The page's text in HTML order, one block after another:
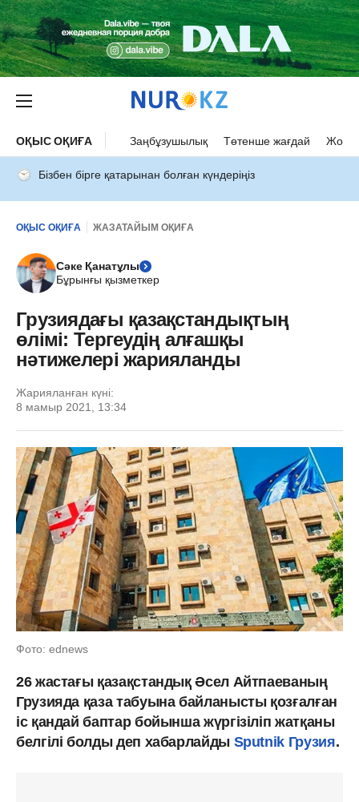
ОҚЫС ОҚИҒА Заңбұзушылық Төтенше жағдай Жол
Бізбен бірге қатарынан болған күндеріңіз
ОҚЫС ОҚИҒА ЖАЗАТАЙЫМ ОҚИҒА
Сәке Қанатұлы
Бұрынғы қызметкер
Грузиядағы қазақстандықтың
өлімі: Тергеудің алғашқы
нәтижелері жарияланды
Жарияланған күні:
8 мамыр 2021, 13:34
Фото: ednews
26 жастағы қазақстандық Әсел Айтпаеваның
Грузияда қаза табуына байланысты қозғалған
іс қандай баптар бойынша жүргізіліп жатқаны
белгілі болды деп хабарлайды Sputnik Грузия.